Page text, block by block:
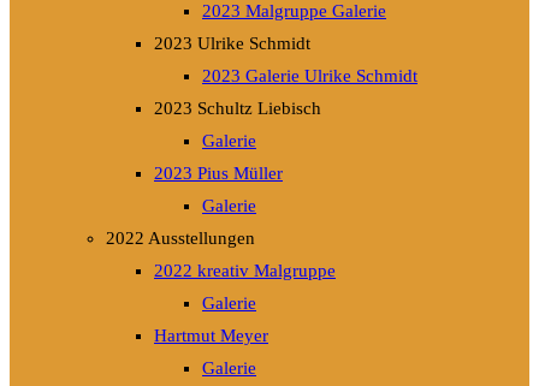
2023 Malgruppe Galerie
2023 Ulrike Schmidt
2023 Galerie Ulrike Schmidt
2023 Schultz Liebisch
Galerie
2023 Pius Müller
Galerie
2022 Ausstellungen
2022 kreativ Malgruppe
Galerie
Hartmut Meyer
Galerie